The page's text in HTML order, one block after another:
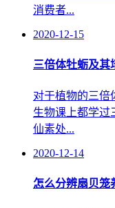
消费者...
2020-12-15
三倍体牡蛎及其
对于植物的三倍
生物课上都学过
仙素处...
2020-12-14
怎么分辨扇贝笼